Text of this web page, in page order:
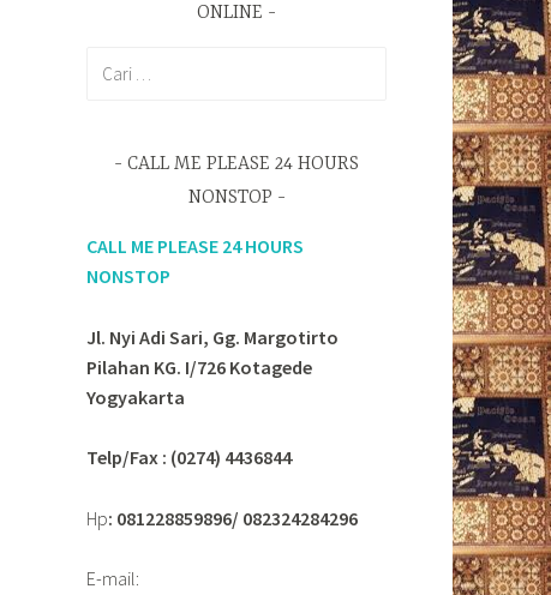
ONLINE
CALL ME PLEASE 24 HOURS
NONSTOP
CALL ME PLEASE 24 HOURS
NONSTOP
Jl. Nyi Adi Sari, Gg. Margotirto
Pilahan KG. I/726 Kotagede
Yogyakarta
Telp/Fax : (0274) 4436844
Hp: 081228859896/ 082324284296
E-mail: